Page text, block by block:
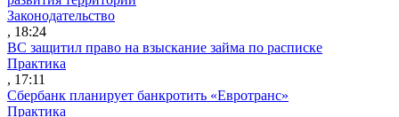
Законодательство
, 18:24
ВС защитил право на взыскание займа по расписке
Практика
, 17:11
Сбербанк планирует банкротить «Евротранс»
Практика